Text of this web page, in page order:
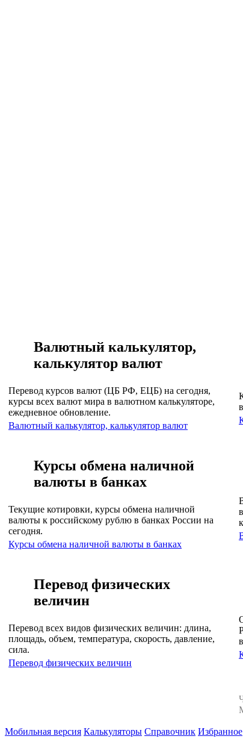
Валютный калькулятор,
калькулятор валют
Перевод курсов валют (ЦБ РФ, ЕЦБ) на сегодня,
курсы всех валют мира в валютном калькуляторе,
ежедневное обновление.
Валютный калькулятор, калькулятор валют
Курсы обмена наличной
валюты в банках
Текущие котировки, курсы обмена наличной
валюты к российскому рублю в банках России на
сегодня.
Курсы обмена наличной валюты в банках
Перевод физических
величин
Перевод всех видов физических величин: длина,
площадь, объем, температура, скорость, давление,
сила.
Перевод физических величин
Мобильная версия Калькуляторы Справочник Избранное